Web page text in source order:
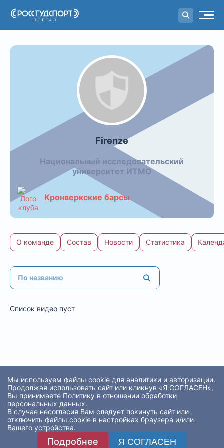
Порталстуденческого спорта
Firenze
Национальный исследовательский
университет ИТМО
Кронверкские барсы
О команде Состав Новости Статистика
Видео команды: Firenze
Список видео пуст
Мы используем файлы cookie для аналитики и авторизации.
Продолжая использовать сайт или кликнув «Я СОГЛАСЕН»,
Вы принимаете Политику в отношении обработки
персональных данных.
В случае несогласия Вам следует покинуть сайт или
отключить файлы cookie в настройках браузера и/или
Вашего устройства.
Подробнее Я СОГЛАСЕН